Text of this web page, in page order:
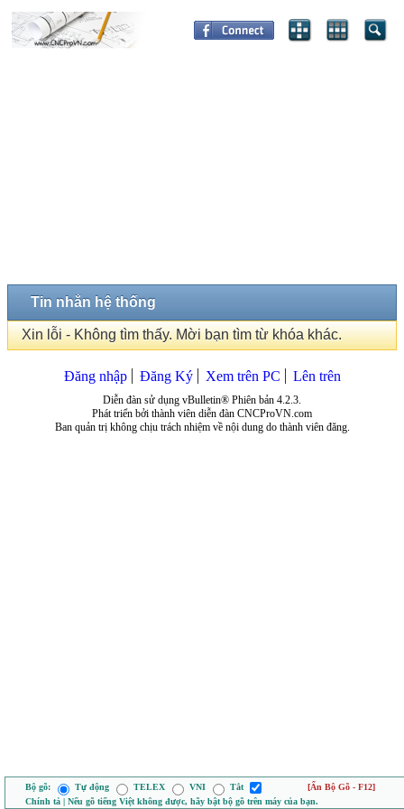
Tin nhắn hệ thống
Xin lỗi - Không tìm thấy. Mời bạn tìm từ khóa khác.
Đăng nhập Đăng Ký Xem trên PC Lên trên
Diễn đàn sử dụng vBulletin® Phiên bản 4.2.3.
Phát triển bởi thành viên diễn đàn CNCProVN.com
Ban quản trị không chịu trách nhiệm về nội dung do thành viên đăng.
Bộ gõ: Tự động TELEX VNI Tắt
[Ẩn Bộ Gõ - F12]
Chính tả | Nếu gõ tiếng Việt không được, hãy bật bộ gõ trên máy của bạn.